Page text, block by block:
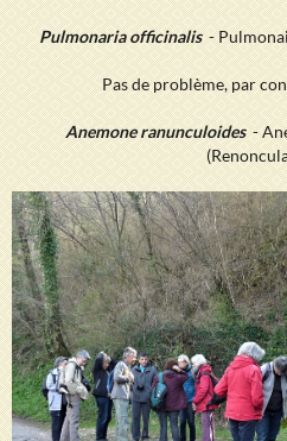
Pulmonaria officinalis-
Pas de problème, par
Anemone ranunculoides-